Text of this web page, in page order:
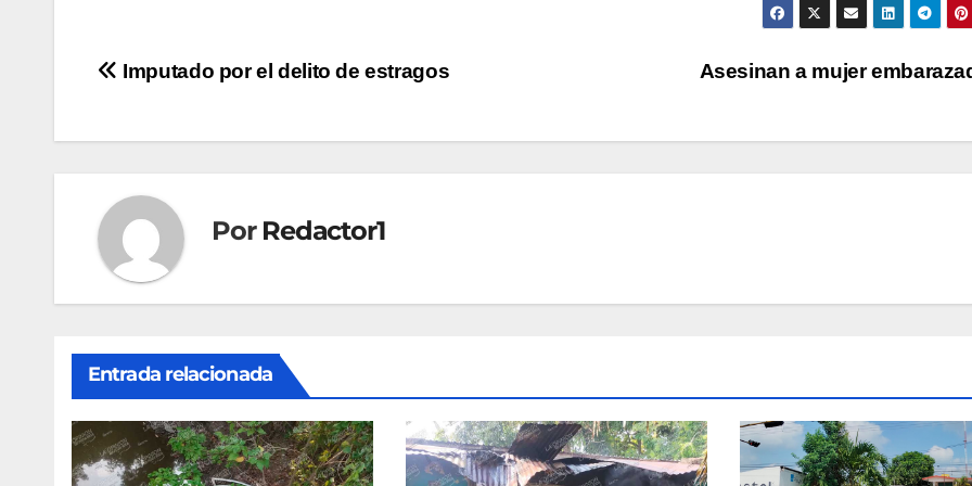
Navegación
Asesinan a mujer
Imputado por el delito de estragos
Por Redactor1
Entrada relacionada